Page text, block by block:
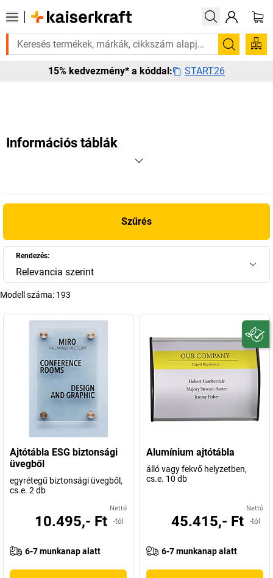
rá? Válogatott bestseller termékeinket 3–4 munkanapon belül
Keresés
15% kedvezmény* a kóddal: START26
Információs táblák
Szűrés
Rendezés:
Relevancia szerint
Modell száma: 193
Ajtótábla ESG biztonsági
üvegből
egyrétegű biztonsági üvegből,
cs.e. 2 db
Nettó
10.495,- Ft -tól
6-7 munkanap alatt
Alumínium ajtótábla
álló vagy fekvő helyzetben,
cs.e. 10 db
Nettó
45.415,- Ft -tól
6-7 munkanap alatt